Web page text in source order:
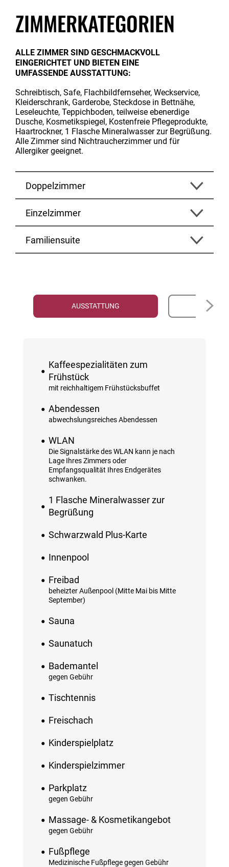
ZIMMERKATEGORIEN
ALLE ZIMMER SIND GESCHMACKVOLL
EINGERICHTET UND BIETEN EINE
UMFASSENDE AUSSTATTUNG:
Schreibtisch, Safe, Flachbildfernseher, Weckservice,
Kleiderschrank, Garderobe, Steckdose in Bettnähe,
Leseleuchte, Teppichboden, teilweise ebenerdige
Dusche, Kosmetikspiegel, Kostenfreie Pflegeprodukte,
Haartrockner, 1 Flasche Mineralwasser zur Begrüßung.
Alle Zimmer sind Nichtraucherzimmer und für
Allergiker geeignet.
Doppelzimmer
Einzelzimmer
Familiensuite
AUSSTATTUNG
Kaffeespezialitäten zum
Frühstück
mit reichhaltigem Frühstücksbuffet
Abendessen
abwechslungsreiches Abendessen
WLAN
Die Signalstärke des WLAN kann je nach
Lage Ihres Zimmers oder
Empfangsqualität Ihres Endgerätes
schwanken.
1 Flasche Mineralwasser zur
Begrüßung
Schwarzwald Plus-Karte
Innenpool
Freibad
beheizter Außenpool (Mitte Mai bis Mitte
September)
Sauna
Saunatuch
Bademantel
gegen Gebühr
Tischtennis
Freischach
Kinderspielplatz
Kinderspielzimmer
Parkplatz
gegen Gebühr
Massage- & Kosmetikangebot
gegen Gebühr
Fußpflege
Medizinische Fußpflege gegen Gebühr